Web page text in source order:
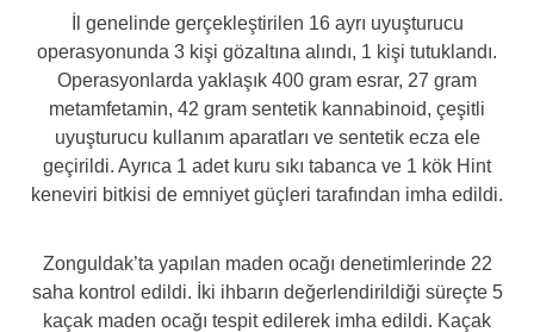
İl genelinde gerçekleştirilen 16 ayrı uyuşturucu
operasyonunda 3 kişi gözaltına alındı, 1 kişi tutuklandı.
Operasyonlarda yaklaşık 400 gram esrar, 27 gram
metamfetamin, 42 gram sentetik kannabinoid, çeşitli
uyuşturucu kullanım aparatları ve sentetik ecza ele
geçirildi. Ayrıca 1 adet kuru sıkı tabanca ve 1 kök Hint
keneviri bitkisi de emniyet güçleri tarafından imha edildi.
Zonguldak’ta yapılan maden ocağı denetimlerinde 22
saha kontrol edildi. İki ihbarın değerlendirildiği süreçte 5
kaçak maden ocağı tespit edilerek imha edildi. Kaçak